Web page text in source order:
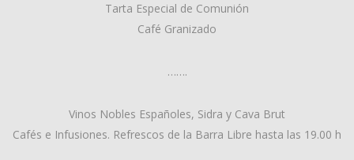
Tarta Especial de Comunión
Café Granizado
…….
Vinos Nobles Españoles, Sidra y Cava Brut
Cafés e Infusiones. Refrescos de la Barra Libre hasta las 19.00 h